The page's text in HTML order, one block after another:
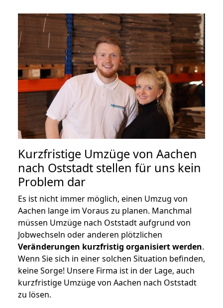
Kurzfristige Umzüge von Aachen
nach Oststadt stellen für uns kein
Problem dar
Es ist nicht immer möglich, einen Umzug von
Aachen lange im Voraus zu planen. Manchmal
müssen Umzüge nach Oststadt aufgrund von
Jobwechseln oder anderen plötzlichen
Veränderungen kurzfristig organisiert werden.
Wenn Sie sich in einer solchen Situation befinden,
keine Sorge! Unsere Firma ist in der Lage, auch
kurzfristige Umzüge von Aachen nach Oststadt
zu lösen.